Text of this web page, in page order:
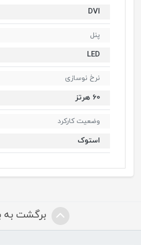
DVI
پنل
LED
نرخ نوسازی
60 هرتز
وضعیت کارکرد
استوک
برگشت به